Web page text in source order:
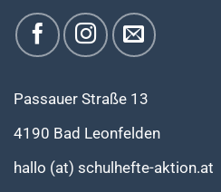
Passauer Straße 13
4190 Bad Leonfelden
hallo (at) schulhefte-aktion.at